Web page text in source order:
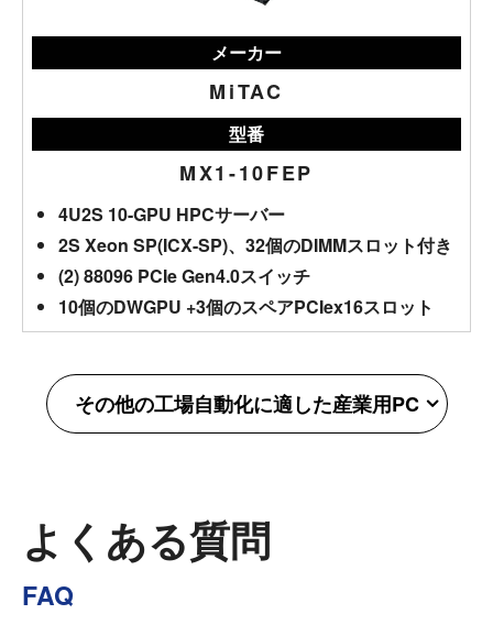
メーカー
MiTAC
型番
MX1-10FEP
4U2S 10-GPU HPCサーバー
2S Xeon SP(ICX-SP)、32個のDIMMスロット付き
(2) 88096 PCIe Gen4.0スイッチ
10個のDWGPU +3個のスペアPCIex16スロット
その他の工場自動化に適した産業用PC
よくある質問
FAQ